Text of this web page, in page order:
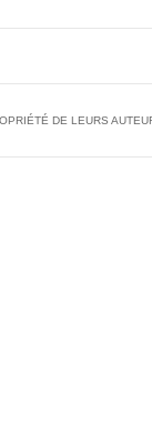
DE LEURS